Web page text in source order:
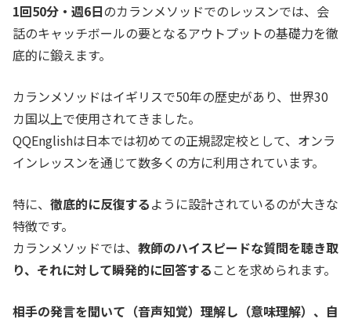
1回50分・週6日のカランメソッドでのレッスンでは、会
話のキャッチボールの要となるアウトプットの基礎力を徹
底的に鍛えます。
カランメソッドはイギリスで50年の歴史があり、世界30
カ国以上で使用されてきました。
QQEnglishは日本では初めての正規認定校として、オンラ
インレッスンを通じて数多くの方に利用されています。
特に、 徹底的に反復するように設計されているのが大きな
特徴です。
カランメソッドでは、 教師のハイスピードな質問を聴き取
り、それに対して瞬発的に回答する ことを求められます。
相手の発言を聞いて（音声知覚）理解し（意味理解）、自